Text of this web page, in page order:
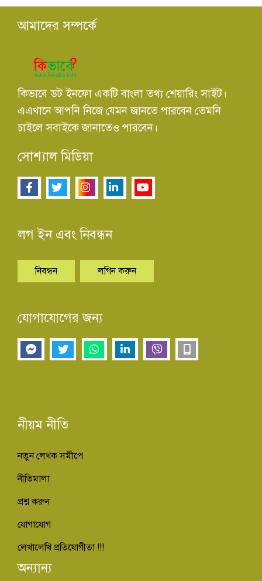
আমাদের সম্পর্কে
কিভাবে ডট ইনফো একটি বাংলা তথ্য শেয়ারিং সাইট।
এএখানে আপনি নিজে যেমন জানতে পারবেন তেমনি
চাইলে সবাইকে জানাতেও পারবেন।
সোশ্যাল মিডিয়া
লগ ইন এবং নিবন্ধন
নিবন্ধন লগিন করুন
যোগাযোগের জন্য
নীয়ম নীতি
নতুন লেখক সমীপে
নীতিমালা
প্রশ্ন করুন
যোগাযোগ
লেখালেখি প্রতিযোগীতা !!!
অন্যান্য